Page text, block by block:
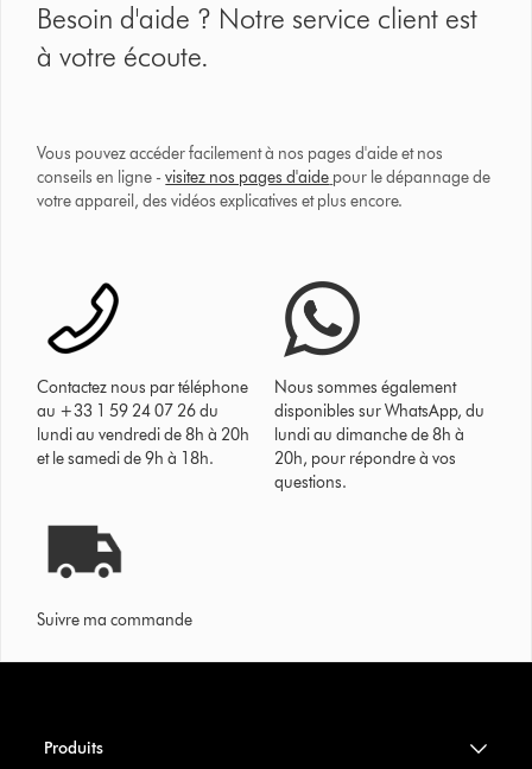
Besoin d'aide ? Notre service client est
à votre écoute.
Vous pouvez accéder facilement à nos pages d'aide et nos
conseils en ligne -visitez nos pages d'aide pour le dépannage de
votre appareil, des vidéos explicatives et plus encore.
Contactez nous par téléphone
au +33 1 59 24 07 26 du
lundi au vendredi de 8h à 20h
et le samedi de 9h à 18h.
Nous sommes également
disponibles sur WhatsApp, du
lundi au dimanche de 8h à
20h, pour répondre à vos
questions.
Suivre ma commande
Produits